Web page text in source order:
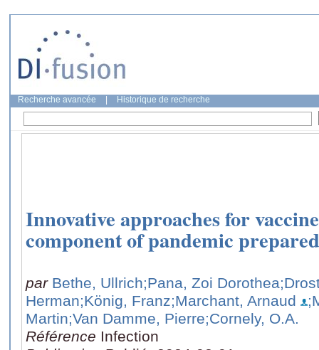
Recherche avancée Historique de recherche
Innovative approaches for
component of pandemic
par Bethe, Ullrich;Pana, Zoi Dorothea
Herman;König, Franz;Marchant, Arnaud
Martin;Van Damme, Pierre;Cornely, O.A.
Référence Infection